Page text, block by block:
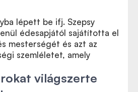
lépett be ifj. Szepsy
édesapjától sajátította el
mesterségét és azt az
szemléletet, amely
világszerte